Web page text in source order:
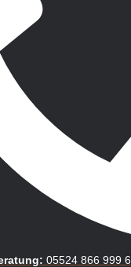
05524 866 999 6